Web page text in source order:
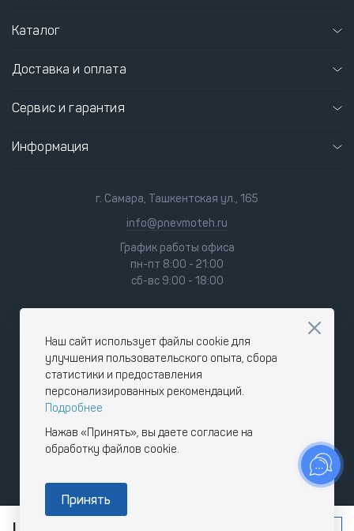
Каталог
Доставка и оплата
Сервис и гарантия
Информация
г. Самара, Ташкентская ул., 165
info@pnevmoteh.ru
График работы офиса
пн-пт 8:00 - 21:00
сб-вс 9:00 - 18:00
Наш сайт использует файлы cookie для
улучшения пользовательского опыта, сбора
статистики и предоставления
персонализированных рекомендаций.
Подробнее
Нажав «Принять», вы даете согласие на
обработку файлов cookie.
Принять